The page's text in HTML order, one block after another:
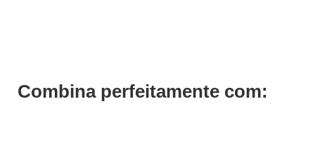
Combina perfeitamente com: